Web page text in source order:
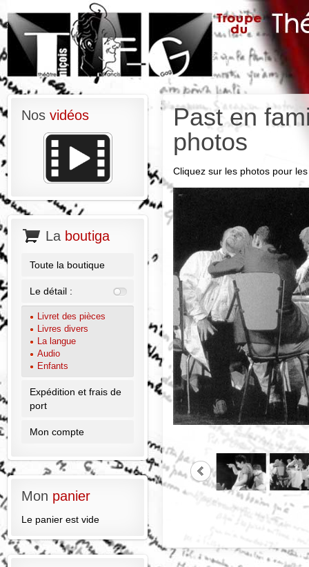
Past en
photos
Cliquez sur les photos pour
Nos vidéos
La boutiga
Toute la boutique
Le détail :
Livret des pièces
Livres divers
La langue
Audio
Enfants
Expédition et frais de
port
Mon compte
Mon panier
Le panier est vide